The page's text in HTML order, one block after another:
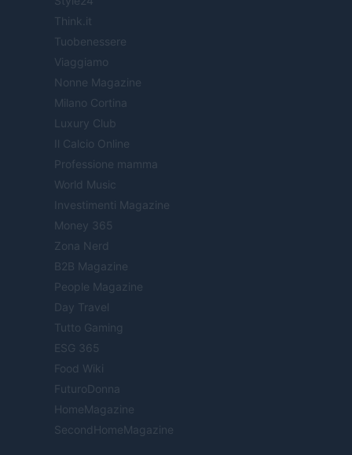
Think.it
Tuobenessere
Viaggiamo
Nonne Magazine
Milano Cortina
Luxury Club
Il Calcio Online
Professione mamma
World Music
Investimenti Magazine
Money 365
Zona Nerd
B2B Magazine
People Magazine
Day Travel
Tutto Gaming
ESG 365
Food Wiki
FuturoDonna
HomeMagazine
SecondHomeMagazine